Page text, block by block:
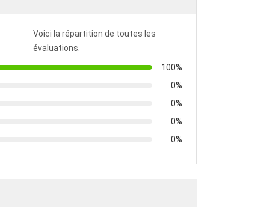
Voici la répartition de toutes les
évaluations.
100%
0%
0%
0%
0%